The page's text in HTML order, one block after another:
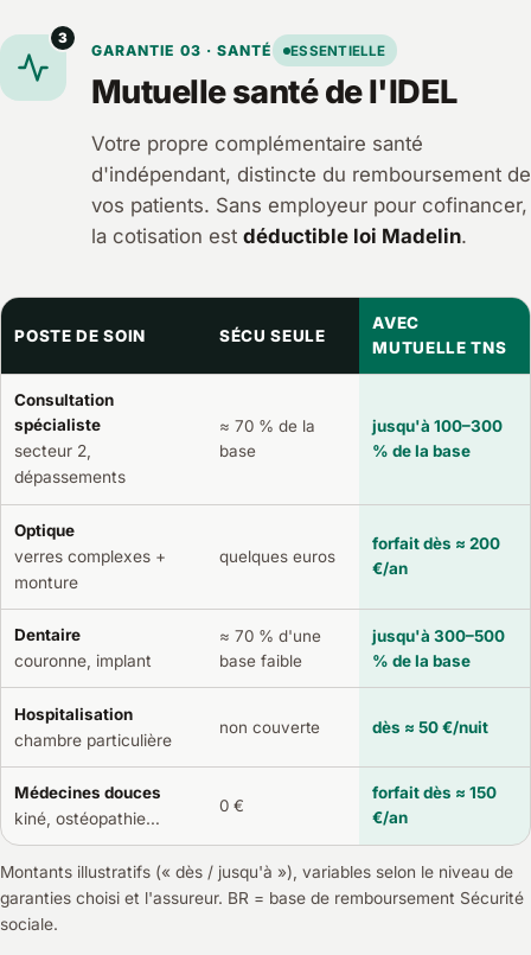
3
GARANTIE 03 · SANTÉ ESSENTIELLE
Mutuelle santé de l'IDEL
Votre propre complémentaire santé
d'indépendant, distincte du remboursement de
vos patients. Sans employeur pour cofinancer,
la cotisation est déductible loi Madelin.
POSTE DE SOIN SÉCU SEULE
AVEC
MUTUELLE TNS
Consultation
spécialiste
secteur 2,
dépassements
≈ 70 % de la
base
jusqu'à 100–300
% de la base
Optique
verres complexes +
monture
quelques euros
forfait dès ≈ 200
€/an
Dentaire
couronne, implant
≈ 70 % d'une
base faible
jusqu'à 300–500
% de la base
Hospitalisation
chambre particulière
non couverte dès ≈ 50 €/nuit
Médecines douces
kiné, ostéopathie…
0 €
forfait dès ≈ 150
€/an
Montants illustratifs (« dès / jusqu'à »), variables selon le niveau de
garanties choisi et l'assureur. BR = base de remboursement Sécurité
sociale.